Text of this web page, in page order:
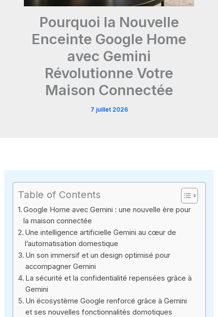
Pourquoi la Nouvelle
Enceinte Google Home
avec Gemini
Révolutionne Votre
Maison Connectée
7 juillet 2026
Table of Contents
Google Home avec Gemini : une nouvelle ère pour
la maison connectée
Une intelligence artificielle Gemini au cœur de
l’automatisation domestique
Un son immersif et un design optimisé pour
accompagner Gemini
La sécurité et la confidentialité repensées grâce à
Gemini
Un écosystème Google renforcé grâce à Gemini
et ses nouvelles fonctionnalités domotiques